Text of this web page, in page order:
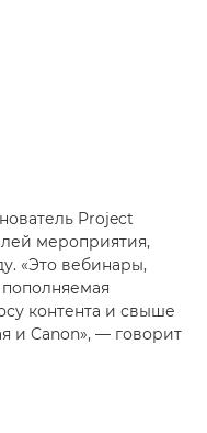
Project
мероприятия,
«Это вебинары,
контента и свыше
и Canon», — говорит